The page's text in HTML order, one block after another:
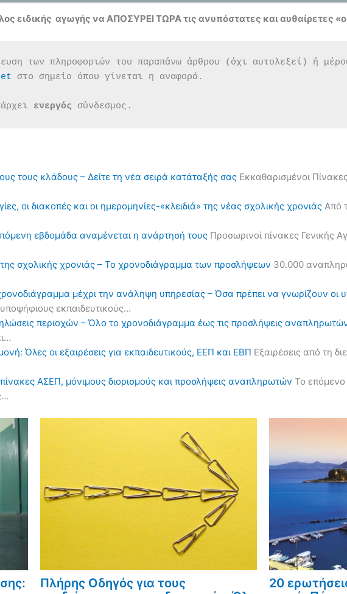
ειδικής αγωγής να ΑΠΟΣΥΡΕΙ ΤΩΡΑ τις ανυπόστατες και αυθαίρετες
των πληροφοριών του παραπάνω άρθρου (όχι αυτολεξεί) ή
στο σημείο όπου γίνεται η αναφορά.
ενεργός σύνδεσμος.
τους κλάδους – Δείτε τη νέα σειρά κατάταξής σας Εκκαθαρισμένοι
οι διακοπές και οι ημερομηνίες-«κλειδιά» της νέας σχολικής χρονιάς Από
εβδομάδα αναμένεται η ανάρτησή τους Προσωρινοί πίνακες Γενικής
σχολικής χρονιάς – Το χρονοδιάγραμμα των προσλήψεων 30.000
μέχρι την ανάληψη υπηρεσίας – Όσα πρέπει να γνωρίζουν οι
υποψήφιους εκπαιδευτικούς…
περιοχών – Όλο το χρονοδιάγραμμα έως τις προσλήψεις
Όλες οι εξαιρέσεις για εκπαιδευτικούς, ΕΕΠ και ΕΒΠ Εξαιρέσεις από τη
πίνακες ΑΣΕΠ, μόνιμους διορισμούς και προσλήψεις αναπληρωτών Το επόμενο
Πλήρης Οδηγός για τους
20